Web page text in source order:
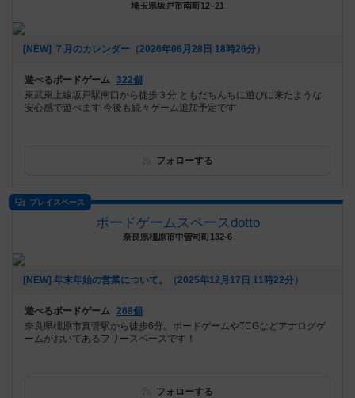
埼玉県坂戸市南町12−21
[NEW] ７月のカレンダー（2026年06月28日 18時26分）
遊べるボードゲーム 322個
東武東上線坂戸駅南口から徒歩３分 ともだちんちに遊びに来たような
安心感で遊べます 今後も続々ゲーム追加予定です
フォローする
プレイスペース
ボードゲームスペースdotto
奈良県橿原市中曽司町132-6
[NEW] 年末年始の営業について。（2025年12月17日 11時22分）
遊べるボードゲーム 268個
奈良県橿原市真菅駅から徒歩6分。ボードゲームやTCGなどアナログゲ
ームがおいてあるフリースペースです！
フォローする